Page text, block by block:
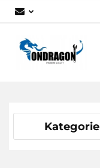
Kategorie